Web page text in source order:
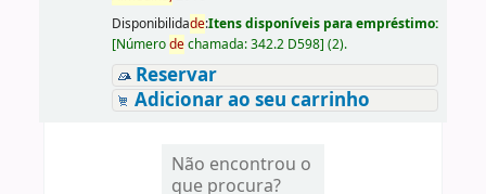
Disponibilidade:Itens disponíveis para empréstimo:
[Númerodechamada:342.2 D598] (2).
Reservar
Adicionar ao seu carrinho
Não encontrou o
que procura?